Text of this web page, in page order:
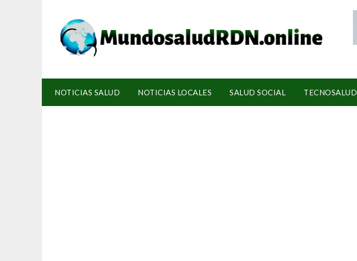
NOTICIAS SALUD NOTICIAS LOCALES SALUD SOCIAL TECNOSALUD